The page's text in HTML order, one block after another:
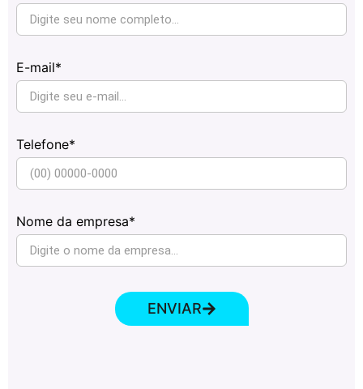
E-mail*
Telefone*
Nome da empresa*
ENVIAR